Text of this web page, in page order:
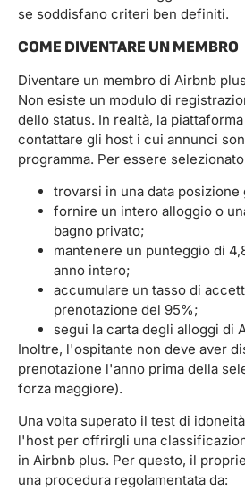
se soddisfano criteri ben definiti.
COME DIVENTARE UN MEMBRO
Diventare un membro di Airbnb
Non esiste un modulo di
dello status. In realtà, la
contattare gli host i cui annunci
programma. Per essere
trovarsi in una data posizione
fornire un intero alloggio o
bagno privato;
mantenere un punteggio di
anno intero;
accumulare un tasso di
prenotazione del 95%;
segui la carta degli alloggi di
Inoltre, l'ospitante non deve aver
prenotazione l'anno prima della
forza maggiore).
Una volta superato il test di
l'host per offrirgli una
in Airbnb plus. Per questo, il
una procedura regolamentata da: